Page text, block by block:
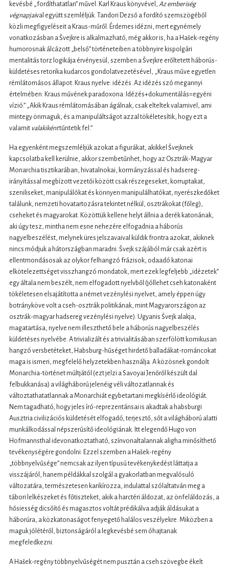
kevésbé „fordíthatatlan” művel. Karl Kraus könyvével, Az emberiség
végnapjaival együtt szemléljük. Tandori Dezső a fordító szemszögéből
közli megfigyeléseit a Kraus-műről. Érdemes idézni, mert egynémely
vonatkozásban a Švejkre is alkalmazható, még akkor is, ha a Hašek-regény
humorosnak álcázott „belső” történeteiben a többnyire kispolgári
mentalitás torz logikája érvényesül, szemben a Švejkre erőltetett háborús-
küldetéses retorika kudarcos gondolatvezetésével, „Kraus műve egyetlen
rémlátomásos állapot. Kraus nyelve: idézés. Az idézés szó megannyi
értelmében. Kraus művének paradoxona: Idézés+dokumentálás=egyéni
vízió.” „Akik Kraus rémlátomásában ágálnak, csak elteltek valamivel, ami
mintegy önmaguk, és a manipuláltságot azzal tökéletesítik, hogy ezt a
valamit valakikénttűntetik fel.”
Ha egyenként megszemléljük azokat a figurákat, akikkel Švejknek
kapcsolatba kell kerülnie, akkor szembetűnhet, hogy az Osztrák-Magyar
Monarchia tisztikarában, hivatalnokai, kormányzással és hadsereg-
irányítással megbízott vezetői között csak részegeseket, korruptakat,
szeniliseket, manipulálókat és könnyen manipulálhatókat, nyerészkedőket
találunk, nemzeti hovatartozásra tekintet nélkül, osztrákokat (főleg),
cseheket és magyarokat. Közöttük kellene helyt állnia a derék katonának,
aki úgy tesz, mintha nem esne nehezére elfogadnia a háborús
nagyelbeszélést, melynek üres jelszavaival küldik frontra azokat, akiknek
nincs módjuk a hátországban maradni. Švejk szájából már csak azért is
ellentmondásosak az olykor felhangzó frázisok, odaadó katonai
elkötelezettséget visszhangzó mondatok, mert ezek legfeljebb „idézetek”
egy általa nem beszélt, nem elfogadott nyelvből (jóllehet cseh katonaként
tökéletesen elsajátította a német vezénylési nyelvet, amely éppen úgy
botrányköve volt a cseh-osztrák politikának, mint Magyarországon az
osztrák-magyar hadsereg vezénylési nyelve). Ugyanis Švejk alakja,
magatartása, nyelve nem illeszthető bele a háborús nagyelbeszélés
küldetéses nyelvébe. A trivializált és a trivialitásában szerfölött komikusan
hangzó versbetéteket, Habsburg-hűséget hirdető balladákat-románcokat
maga is ismeri, megfelelő helyzetekben használja. A közösnek gondolt
Monarchia-történet múltjától (ezt jelzi a Savoyai Jenőről készült dal
felbukkanása) a világháború jelenéig véli változatlannak és
változtathatatlannak a Monarchiát egybetartani megkísérlő ideológiát.
Nem tagadható, hogy jeles író-reprezentánsai is akadtak a habsburgi
Ausztria civilizációs küldetését elfogadó, terjesztő, sőt a világháború alatti
munkálkodással népszerűsítő ideológiának. Itt elegendő Hugo von
Hofmannsthal idevonatkoztatható, színvonaltalannak aligha minősíthető
tevékenységére gondolni. Ezzel szemben a Hašek-regény
„többnyelvűsége” nemcsak az ilyen típusú tevékenykedést láttatja a
visszájáról, hanem példákkal szolgál a gyakorlatban megvalósuló
változatára, természetesen karikírozza, indulattal szólaltatván meg a
tábori lelkészeket és főtiszteket, akik a harctéri áldozat, az önfeláldozás, a
hősiesség dicsőítő és magasztos voltát prédikálva adják áldásukat a
háborúra, a közkatonaságot fenyegető halálos veszélyekre. Miközben a
maguk jólétéről, biztonságáról a legkevésbé sem óhajtanak
megfeledkezni.
A Hašek-regény többnyelvűségét nem pusztán a cseh szövegbe ékelt